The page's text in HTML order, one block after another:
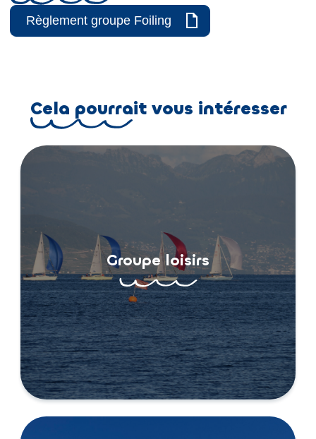
Règlement groupe Foiling
Cela pourrait vous intéresser
Groupe loisirs